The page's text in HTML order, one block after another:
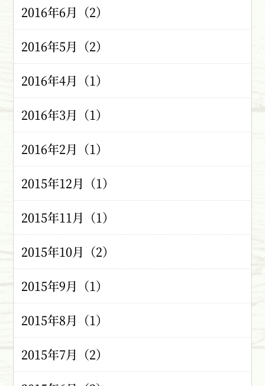
2016年6月（2）
2016年5月（2）
2016年4月（1）
2016年3月（1）
2016年2月（1）
2015年12月（1）
2015年11月（1）
2015年10月（2）
2015年9月（1）
2015年8月（1）
2015年7月（2）